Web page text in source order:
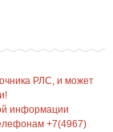
РЛС, и может
информации
+7(4967)